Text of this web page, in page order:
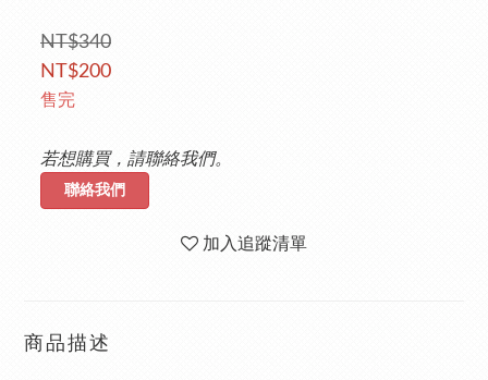
NT$340
NT$200
售完
若想購買，請聯絡我們。
聯絡我們
加入追蹤清單
商品描述